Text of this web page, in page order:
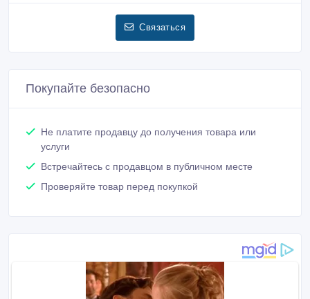
Связаться
Покупайте безопасно
Не платите продавцу до получения товара или
услуги
Встречайтесь с продавцом в публичном месте
Проверяйте товар перед покупкой